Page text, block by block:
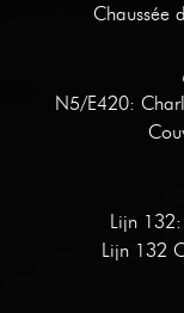
Chaussée
N5/E420:
Lijn
Lijn 132